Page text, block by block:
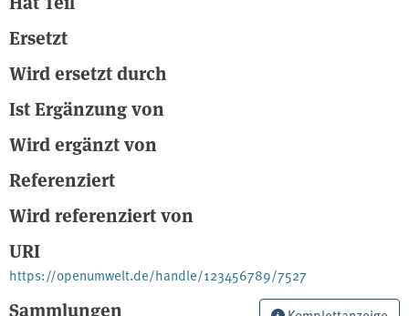
Ersetzt
Wird ersetzt durch
Ist Ergänzung von
Wird ergänzt von
Referenziert
Wird referenziert von
URI
https://openumwelt.de/handle/123456789/7527
Sammlungen